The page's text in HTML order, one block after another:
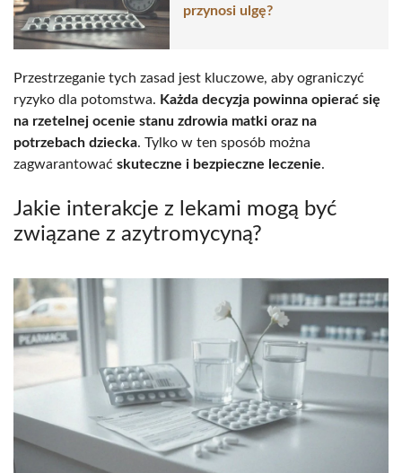
przynosi ulgę?
Przestrzeganie tych zasad jest kluczowe, aby ograniczyć
ryzyko dla potomstwa. Każda decyzja powinna opierać się
na rzetelnej ocenie stanu zdrowia matki oraz na
potrzebach dziecka. Tylko w ten sposób można
zagwarantować skuteczne i bezpieczne leczenie.
Jakie interakcje z lekami mogą być
związane z azytromycyną?